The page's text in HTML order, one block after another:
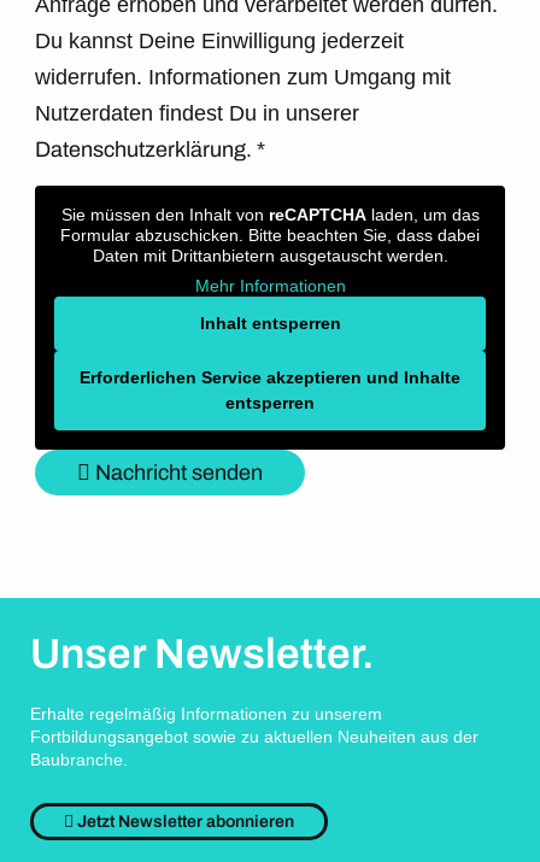
Anfrage erhoben und verarbeitet werden dürfen.
Du kannst Deine Einwilligung jederzeit
widerrufen. Informationen zum Umgang mit
Nutzerdaten findest Du in unserer
Datenschutzerklärung.*
Sie müssen den Inhalt von reCAPTCHAladen, um das
Formular abzuschicken. Bitte beachten Sie, dass dabei
Daten mit Drittanbietern ausgetauscht werden.
Mehr Informationen
Inhalt entsperren
Erforderlichen Service akzeptieren und Inhalte
entsperren
Nachricht senden
Unser Newsletter.
Erhalte regelmäßig Informationen zu unserem
Fortbildungsangebot sowie zu aktuellen Neuheiten aus der
Baubranche.
Jetzt Newsletter abonnieren